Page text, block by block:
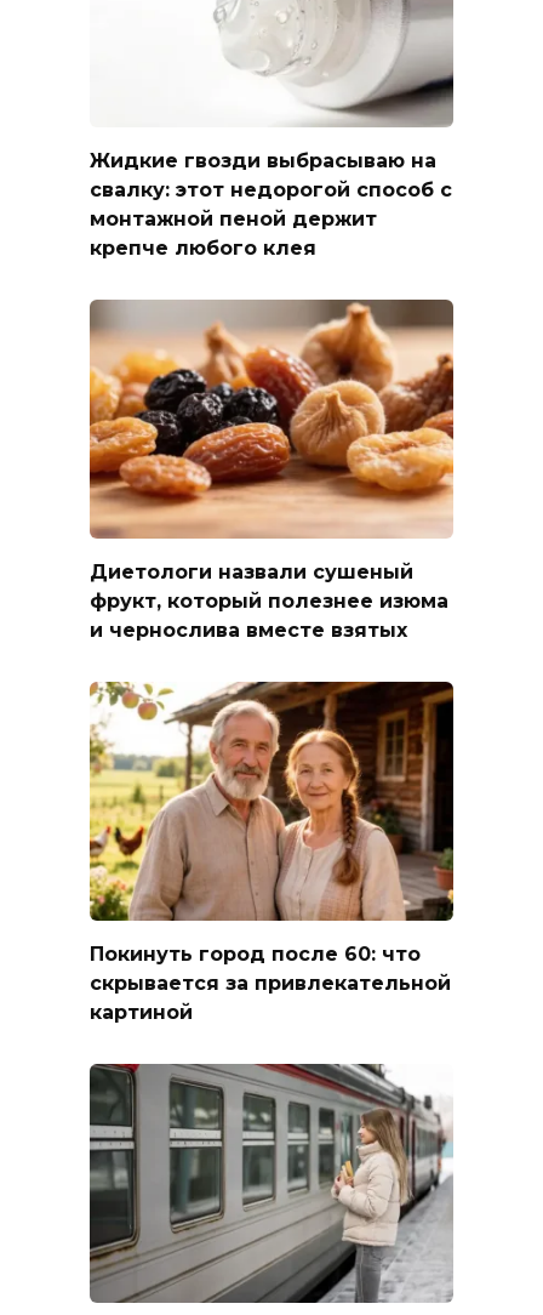
Жидкие гвозди выбрасываю на
свалку: этот недорогой способ с
монтажной пеной держит
крепче любого клея
Диетологи назвали сушеный
фрукт, который полезнее изюма
и чернослива вместе взятых
Покинуть город после 60: что
скрывается за привлекательной
картиной